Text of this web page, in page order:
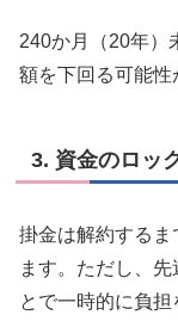
240か月（20年）
額を下回る可能性
3. 資金のロッ
掛金は解約する
ます。ただし、先
とで一時的に負担